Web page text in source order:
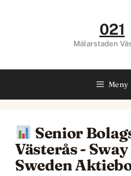
021
Mälarstaden
Meny
Senior
Västerås -
Sweden